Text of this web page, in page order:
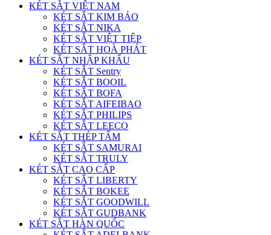
KÉT SẮT VIỆT NAM
KÉT SẮT KIM BẢO
KÉT SẮT NIKA
KÉT SẮT VIỆT TIỆP
KÉT SẮT HOÀ PHÁT
KÉT SẮT NHẬP KHẨU
KÉT SẮT Sentry
KÉT SẮT BOOIL
KÉT SẮT BOFA
KÉT SẮT AIFEIBAO
KÉT SẮT PHILIPS
KÉT SẮT LEECO
KÉT SẮT THÉP TẤM
KÉT SẮT SAMURAI
KÉT SẮT TRULY
KÉT SẮT CAO CẤP
KÉT SẮT LIBERTY
KÉT SẮT BOKEE
KÉT SẮT GOODWILL
KÉT SẮT GUDBANK
KÉT SẮT HÀN QUỐC